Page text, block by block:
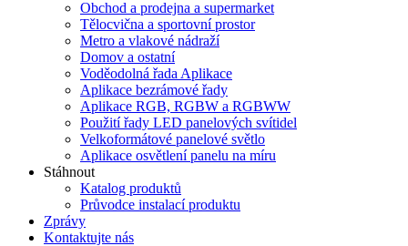
Obchod a prodejna a supermarket
Tělocvična a sportovní prostor
Metro a vlakové nádraží
Domov a ostatní
Voděodolná řada Aplikace
Aplikace bezrámové řady
Aplikace RGB, RGBW a RGBWW
Použití řady LED panelových svítidel
Velkoformátové panelové světlo
Aplikace osvětlení panelu na míru
Stáhnout
Katalog produktů
Průvodce instalací produktu
Zprávy
Kontaktujte nás